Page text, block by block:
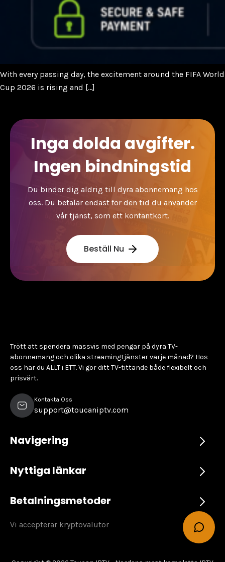
With every passing day, the excitement around the FIFA World
Cup 2026 is rising and […]
Inga dolda avgifter.
Ingen bindningstid
Du binder dig aldrig till dyra abonnemang hos
oss. Du betalar endast för den tid du använder
vår tjänst, som ett kontantkort.
Beställ Nu
Trött att spendera massvis med pengar på dyra TV-
abonnemang och olika streamingtjänster varje månad? Hos
oss har du ALLT i ETT. Vi gör ditt TV-tittande både flexibelt och
prisvärt.
Kontakta Oss
support@toucaniptv.com
Navigering
Nyttiga länkar
Betalningsmetoder
Vi accepterar kryptovalutor